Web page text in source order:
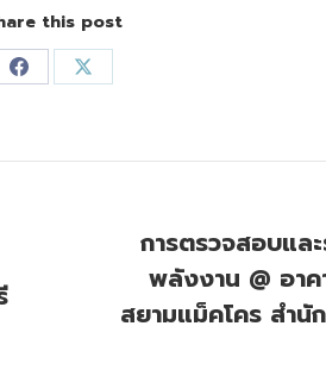
this post
Share
Facebook
Share
X
post:
การตรวจสอบแล
พลังงาน @ อา
สยามแม็คโคร สำนั